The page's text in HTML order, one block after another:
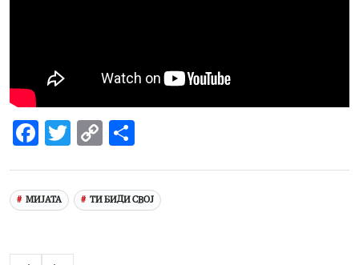
Facebook
Twitter
Copy
МИЈАТА ТИ БИДИ СВОЈ